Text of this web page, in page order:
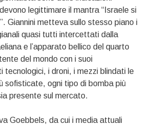
legittimare il mantra “Israele si
Giannini metteva sullo stesso piano i
quasi tutti intercettati dalla
e l’apparato bellico del quarto
del mondo con i suoi
tecnologici, i droni, i mezzi blindati le
sofisticate, ogni tipo di bomba più
presente sul mercato.
Goebbels, da cui i media attuali